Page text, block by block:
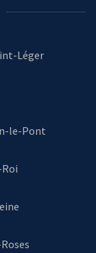
Léger
le-Pont